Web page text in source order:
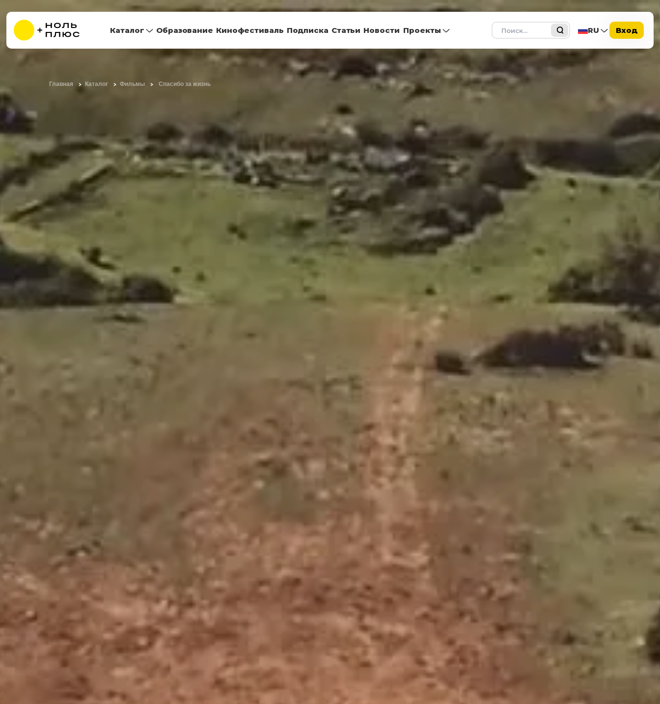
Каталог Образование Кинофестиваль Подписка Статьи Новости Проекты Поиск RU Вход
Главная Каталог Фильмы Спасибо за жизнь